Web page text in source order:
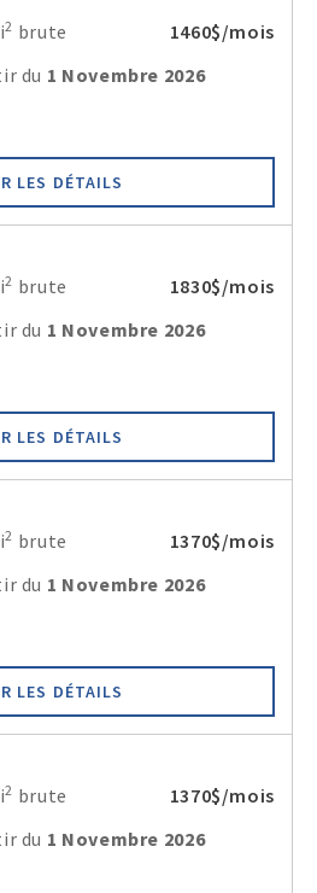
2 brute
1460$/mois
du 1 Novembre 2026
LES DÉTAILS
2 brute
1830$/mois
du 1 Novembre 2026
LES DÉTAILS
2 brute
1370$/mois
du 1 Novembre 2026
LES DÉTAILS
2 brute
1370$/mois
du 1 Novembre 2026